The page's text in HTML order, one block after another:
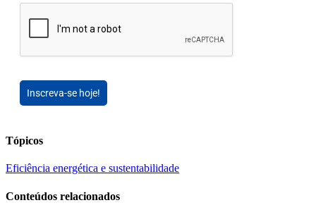
Inscreva-se hoje!
Tópicos
Eficiência energética e sustentabilidade
Conteúdos relacionados